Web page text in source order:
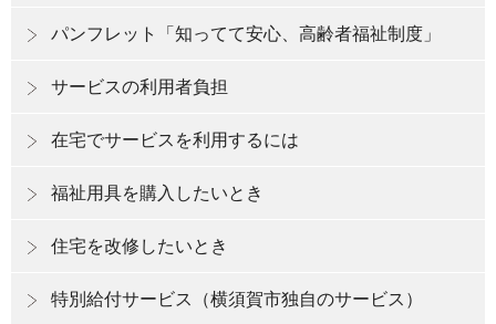
パンフレット「知ってて安心、高齢者福祉制度」
サービスの利用者負担
在宅でサービスを利用するには
福祉用具を購入したいとき
住宅を改修したいとき
特別給付サービス（横須賀市独自のサービス）